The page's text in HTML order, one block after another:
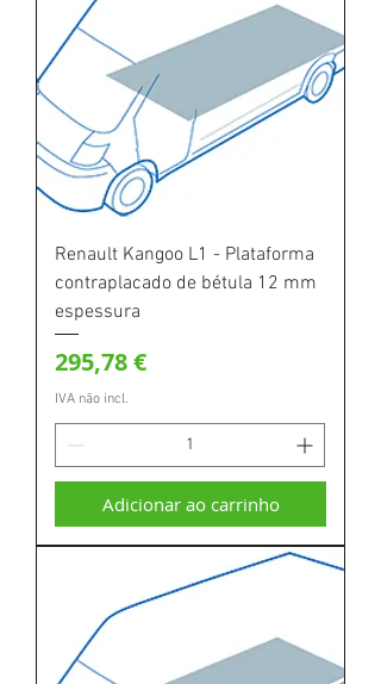
Renault Kangoo L1 - Plataforma
contraplacado de bétula 12 mm
espessura
Preço
295,78 €
IVA não incl.
Adicionar ao carrinho